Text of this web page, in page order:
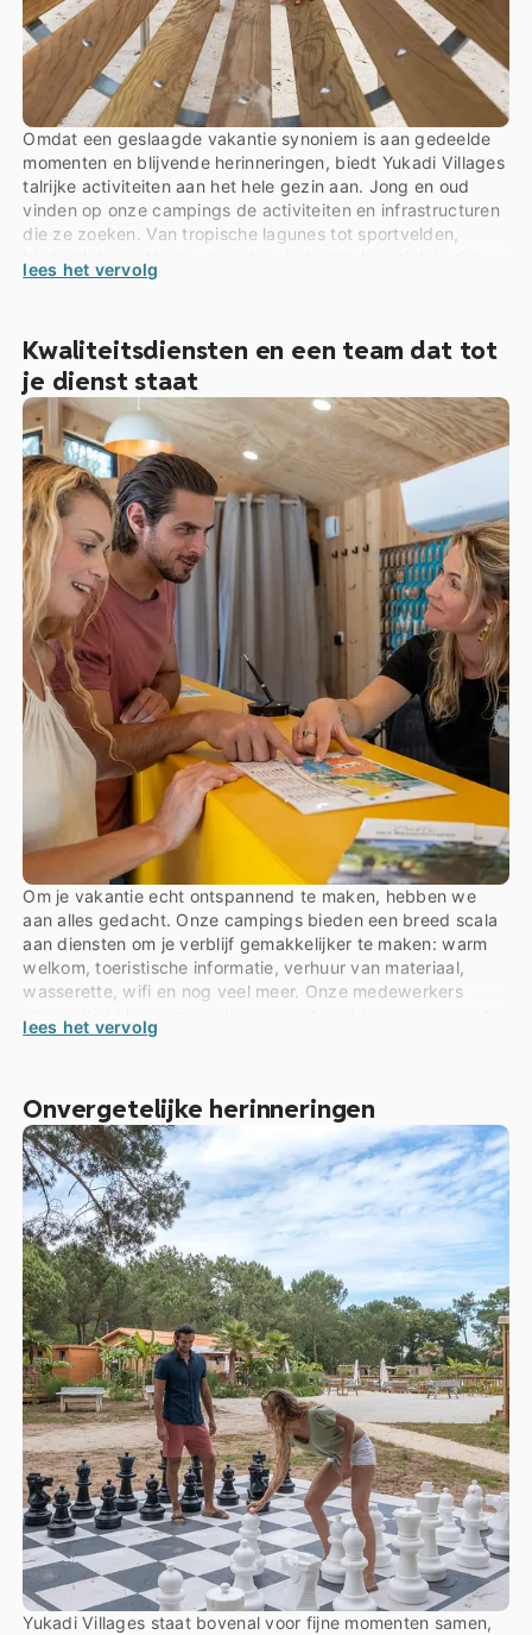
Omdat een geslaagde vakantie synoniem is aan gedeelde
momenten en blijvende herinneringen, biedt Yukadi Villages
talrijke activiteiten aan het hele gezin aan. Jong en oud
vinden op onze campings de activiteiten en infrastructuren
die ze zoeken. Van tropische lagunes tot sportvelden,
eigen tempo vermaken…
lees het vervolg
Kwaliteitsdiensten en een team dat tot
je dienst staat
Om je vakantie echt ontspannend te maken, hebben we
aan alles gedacht. Onze campings bieden een breed scala
aan diensten om je verblijf gemakkelijker te maken: warm
welkom, toeristische informatie, verhuur van materiaal,
wasserette, wifi en nog veel meer. Onze medewerkers
zorgen dat je een zorgeloze vakantie hebt.
lees het vervolg
Onvergetelijke herinneringen
Yukadi Villages staat bovenal voor fijne momenten samen,